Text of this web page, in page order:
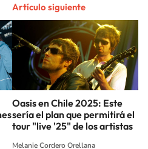
Artículo siguiente
Oasis en Chile 2025: Este
sería el plan que permitirá el
tour "live '25" de los artistas
Melanie Cordero Orellana